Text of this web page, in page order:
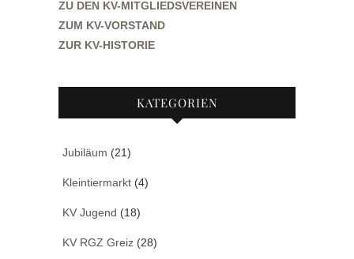
ZU DEN KV-MITGLIEDSVEREINEN
ZUM KV-VORSTAND
ZUR KV-HISTORIE
KATEGORIEN
Jubiläum (21)
Kleintiermarkt (4)
KV Jugend (18)
KV RGZ Greiz (28)